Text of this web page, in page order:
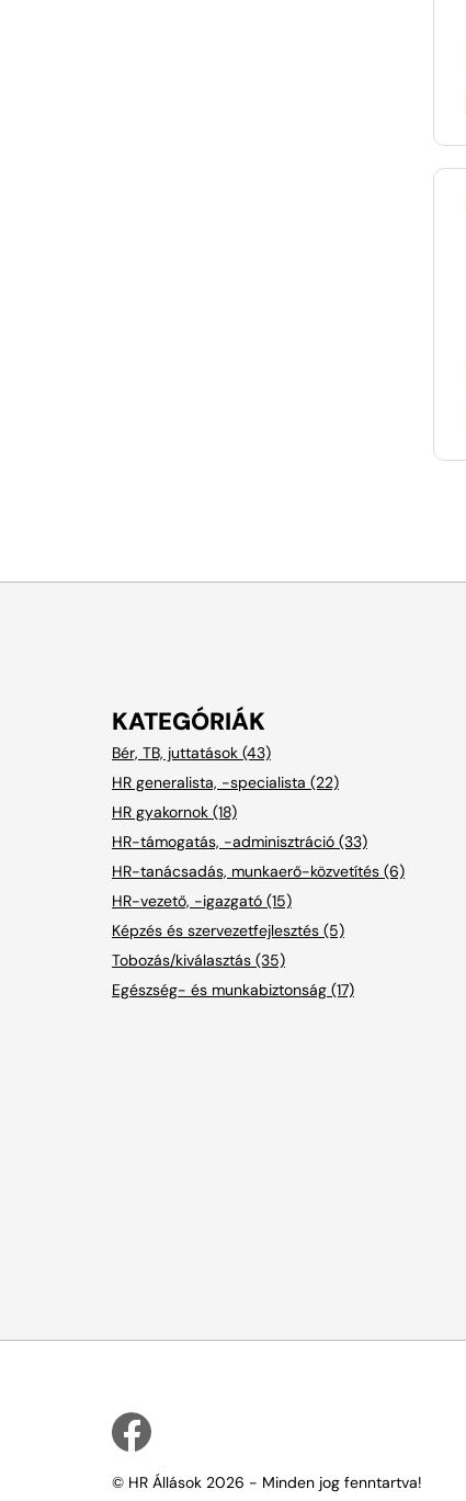
KATEGÓRIÁK
Bér, TB, juttatások (43)
HR generalista, -specialista (22)
HR gyakornok (18)
HR-támogatás, -adminisztráció (33)
HR-tanácsadás, munkaerő-közvetítés (6)
HR-vezető, -igazgató (15)
Képzés és szervezetfejlesztés (5)
Tobozás/kiválasztás (35)
Egészség- és munkabiztonság (17)
© HR Állások 2026 - Minden jog fenntartva!